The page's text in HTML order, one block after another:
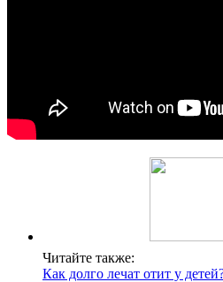
Читайте также:
Как долго лечат отит у